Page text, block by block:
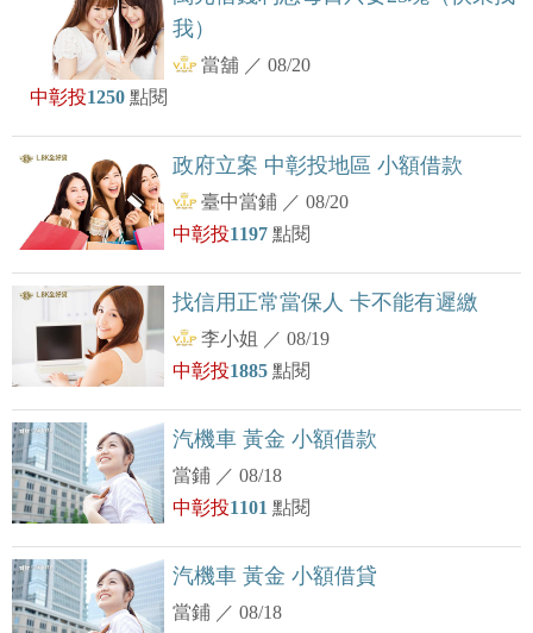
我）
當舖 ／08/20
中彰投1250 點閱
政府立案 中彰投地區 小額借款
臺中當鋪 ／08/20
中彰投1197點閱
找信用正常當保人 卡不能有遲繳
李小姐 ／08/19
中彰投1885點閱
汽機車 黃金 小額借款
當鋪 ／08/18
中彰投1101點閱
汽機車 黃金 小額借貸
當鋪 ／08/18